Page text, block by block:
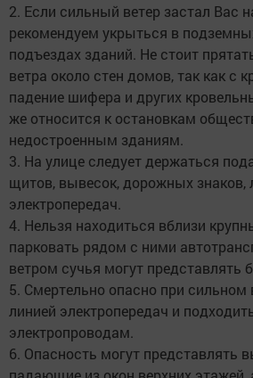
2. Если сильный ветер застал Вас
рекомендуем укрыться в
подъездах зданий. Не стоит
ветра около стен домов, так как с
падение шифера и других
же относится к остановкам
недостроенным зданиям.
3. На улице следует держаться
щитов, вывесок, дорожных знаков,
электропередач.
4. Нельзя находиться вблизи
парковать рядом с ними
ветром сучья могут представлять
5. Смертельно опасно при сильном
линией электропередач и
электропроводам.
6. Опасность могут представлять